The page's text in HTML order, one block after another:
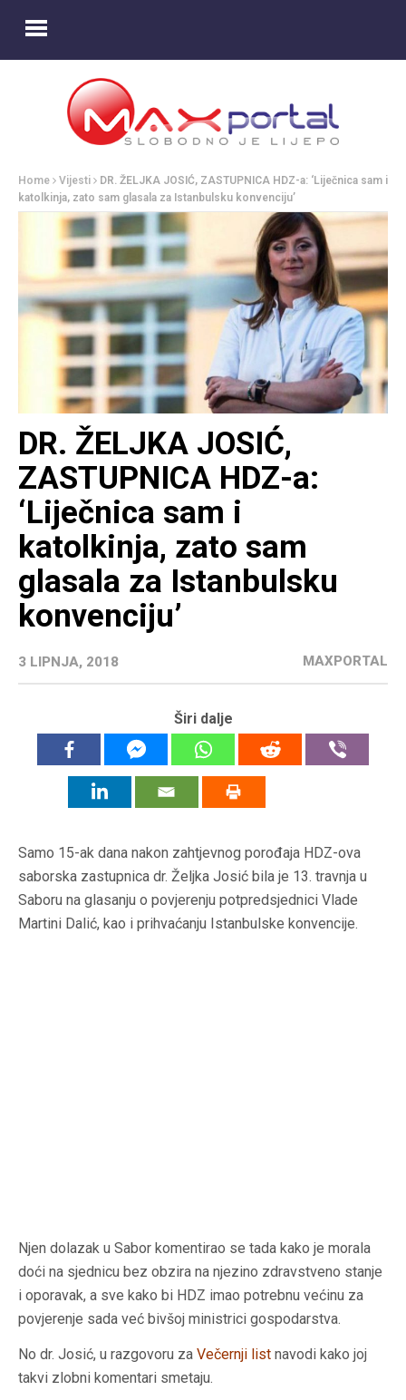
Home Vijesti
DR. ŽELJKA JOSIĆ, ZASTUPNICA HDZ-a: ‘Liječnica sam i
katolkinja, zato sam glasala za Istanbulsku konvenciju’
DR. ŽELJKA JOSIĆ,
ZASTUPNICA HDZ-a:
‘Liječnica sam i
katolkinja, zato sam
glasala za Istanbulsku
konvenciju’
3 LIPNJA, 2018 MAXPORTAL
Širi dalje
Samo 15-ak dana nakon zahtjevnog porođaja HDZ-ova
saborska zastupnica dr. Željka Josić bila je 13. travnja u
Saboru na glasanju o povjerenju potpredsjednici Vlade
Martini Dalić, kao i prihvaćanju Istanbulske konvencije.
Njen dolazak u Sabor komentirao se tada kako je morala
doći na sjednicu bez obzira na njezino zdravstveno stanje
i oporavak, a sve kako bi HDZ imao potrebnu većinu za
povjerenje sada već bivšoj ministrici gospodarstva.
No dr. Josić, u razgovoru za Večernji list navodi kako joj
takvi zlobni komentari smetaju.